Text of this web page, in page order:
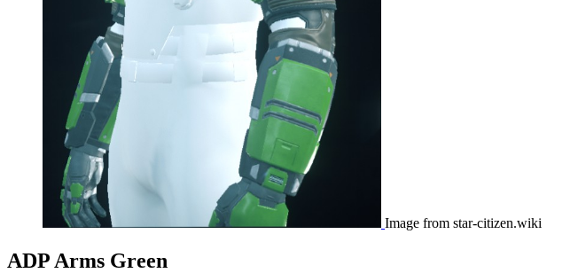
Image from star-citizen.wiki
ADP Arms Green